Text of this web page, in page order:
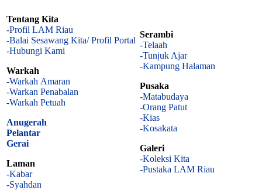
Tentang Kita
-Profil LAM Riau
-Balai Sesawang Kita/ Profil Portal
-Hubungi Kami
Warkah
-Warkah Amaran
-Warkan Penabalan
-Warkah Petuah
Anugerah
Pelantar
Gerai
Laman
-Kabar
-Syahdan
Serambi
-Telaah
-Tunjuk Ajar
-Kampung Halaman
Pusaka
-Matabudaya
-Orang Patut
-Kias
-Kosakata
Galeri
-Koleksi Kita
-Pustaka LAM Riau